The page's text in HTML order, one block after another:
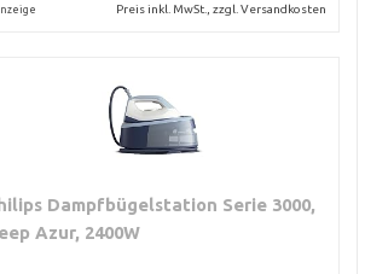
Preis inkl. MwSt., zzgl. Versandkosten
Dampfbügelstation Serie 3000,
Azur, 2400W